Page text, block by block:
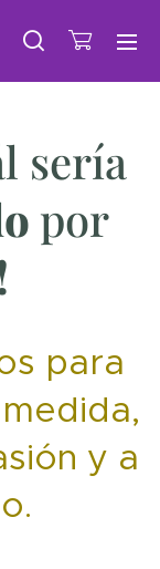
sería
por
para
y a